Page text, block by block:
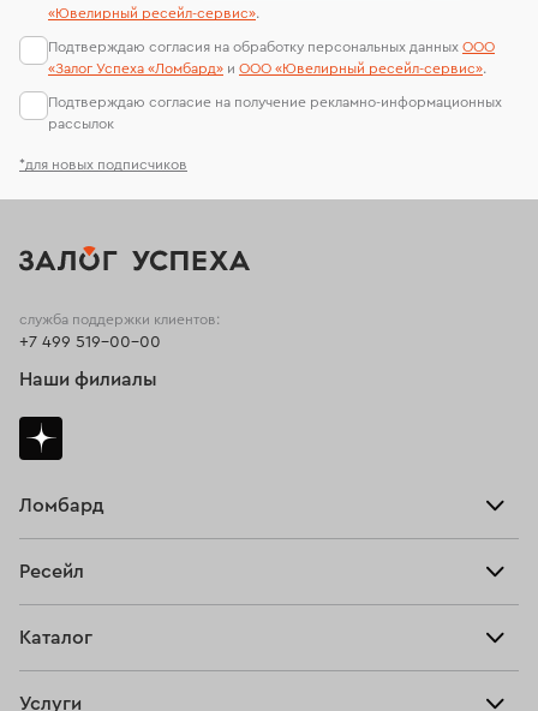
*для новых подписчиков
«Ювелирный ресейл-сервиc».
Подтверждаю согласия на обработку персональных данных ООО
«Залог Успеха «Ломбард» и ООО «Ювелирный ресейл-сервиc».
Подтверждаю согласие на получение рекламно-информационных
рассылок
Ломбард
Тарифы
Ресейл
Каталог
Услуги
служба поддержки клиентов:
+7 499 519-00-00
Наши филиалы